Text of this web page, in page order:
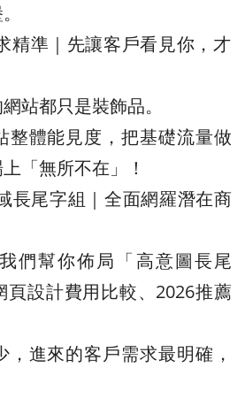
準｜先讓客戶看見你，才
站都只是裝飾品。
整體能見度，把基礎流量做
「無所不在」！
長尾字組｜全面網羅潛在商
們幫你佈局「高意圖長尾
頁設計費用比較、2026推薦
進來的客戶需求最明確，